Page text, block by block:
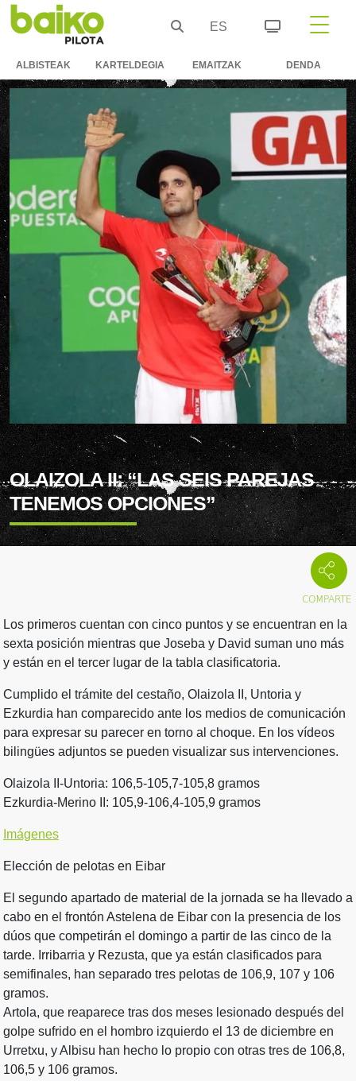
ES
ALBISTEAK KARTELDEGIA EMAITZAK DENDA
OLAIZOLA II: “LAS SEIS PAREJAS
TENEMOS OPCIONES”
Los primeros cuentan con cinco puntos y se encuentran en la
sexta posición mientras que Joseba y David suman uno más
y están en el tercer lugar de la tabla clasificatoria.
Cumplido el trámite del cestaño, Olaizola II, Untoria y
Ezkurdia han comparecido ante los medios de comunicación
para expresar su parecer en torno al choque. En los vídeos
bilingües adjuntos se pueden visualizar sus intervenciones.
Olaizola II-Untoria: 106,5-105,7-105,8 gramos
Ezkurdia-Merino II: 105,9-106,4-105,9 gramos
Imágenes
Elección de pelotas en Eibar
El segundo apartado de material de la jornada se ha llevado a
cabo en el frontón Astelena de Eibar con la presencia de los
dúos que competirán el domingo a partir de las cinco de la
tarde. Irribarria y Rezusta, que ya están clasificados para
semifinales, han separado tres pelotas de 106,9, 107 y 106
gramos.
Artola, que reaparece tras dos meses lesionado después del
golpe sufrido en el hombro izquierdo el 13 de diciembre en
Urretxu, y Albisu han hecho lo propio con otras tres de 106,8,
106,5 y 106 gramos.